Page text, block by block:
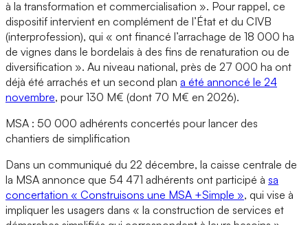
à la transformation et commercialisation ». Pour rappel, ce
dispositif intervient en complément de l’État et du CIVB
(interprofession), qui « ont financé l’arrachage de 18 000 ha
de vignes dans le bordelais à des fins de renaturation ou de
diversification ». Au niveau national, près de 27 000 ha ont
déjà été arrachés et un second plan a été annoncé le 24
novembre, pour 130 M€ (dont 70 M€ en 2026).
MSA : 50 000 adhérents concertés pour lancer des
chantiers de simplification
Dans un communiqué du 22 décembre, la caisse centrale de
la MSA annonce que 54 471 adhérents ont participé à sa
concertation « Construisons une MSA +Simple », qui vise à
impliquer les usagers dans « la construction de services et